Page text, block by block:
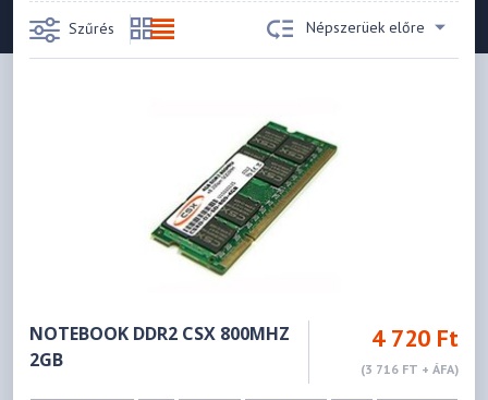
Szűrés Népszerüek előre
NOTEBOOK DDR2 CSX 800MHZ
2GB
4 720 Ft
(3 716 FT + ÁFA)